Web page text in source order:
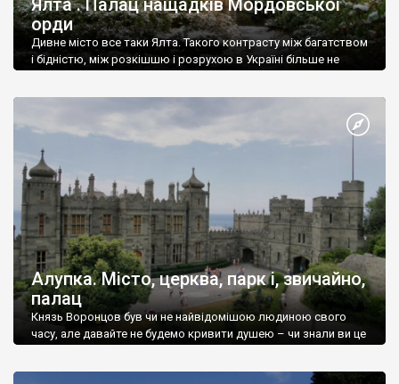
орди
Дивне місто все таки Ялта. Такого контрасту між багатством
і бідністю, між розкішшю і розрухою в Україні більше не
Алупка. Місто, церква, парк і, звичайно,
палац
Князь Воронцов був чи не найвідомішою людиною свого
часу, але давайте не будемо кривити душею – чи знали ви це